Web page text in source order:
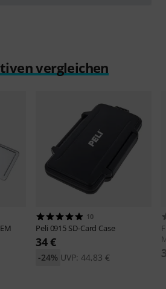
vergleichen
10
Peli 0915 SD-Card Case
34 €
UVP: 44,83 €
-24%